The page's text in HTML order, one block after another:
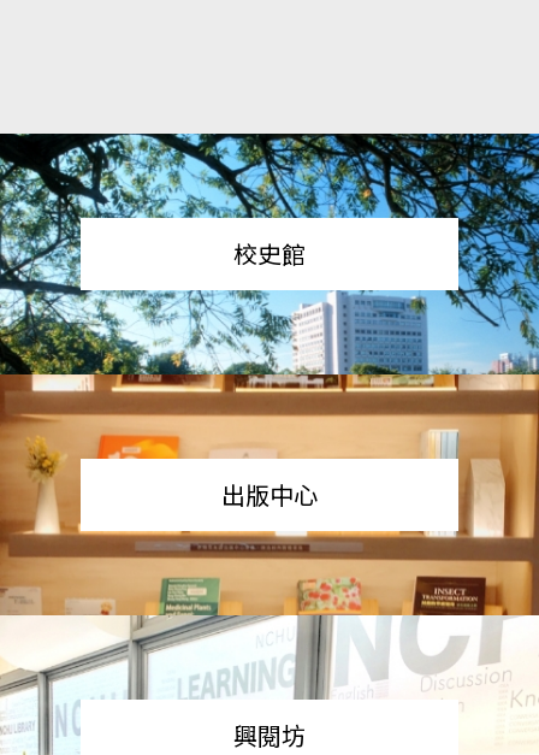
校史館
出版中心
興閱坊